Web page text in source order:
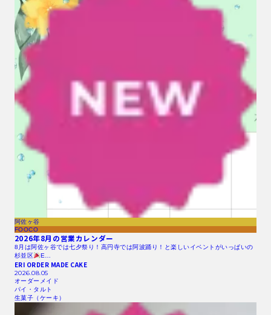
阿佐ヶ谷
FOOCO
2026年8月の営業カレンダー
8月は阿佐ヶ谷では七夕祭り！高円寺では阿波踊り！と楽しいイベントがいっぱいの
杉並区
E…
ERI ORDER MADE CAKE
2026.08.05
オーダーメイド
パイ・タルト
生菓子（ケーキ）